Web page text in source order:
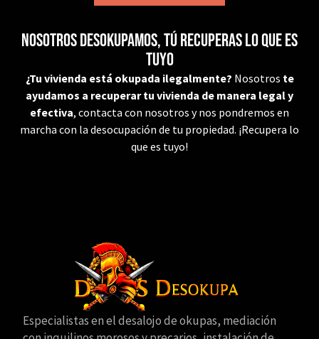
Nosotros desokupamos, tú recuperas lo que es
tuyo
¿Tu vivienda está okupada ilegalmente? Nosotros te
ayudamos a recuperar tu vivienda de manera legal y
efectiva, contacta con nosotros y nos pondremos en
marcha con la desocupación de tu propiedad. ¡Recupera lo
que es tuyo!
Especialistas en el desalojo de okupas, mediación